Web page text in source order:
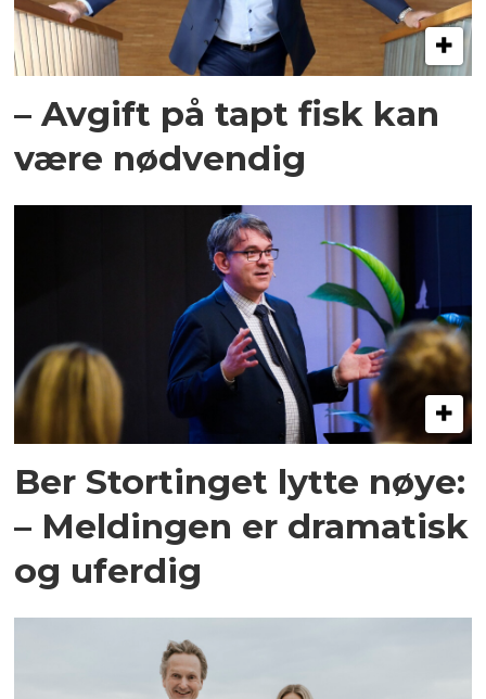
– Avgift på tapt fisk kan
være nødvendig
Ber Stortinget lytte nøye:
– Meldingen er dramatisk
og uferdig